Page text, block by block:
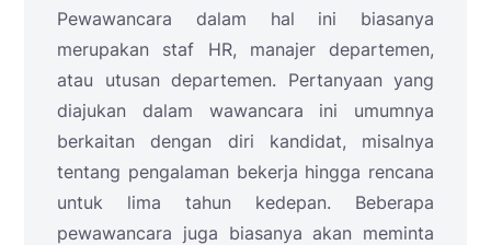
Pewawancara dalam hal ini biasanya
merupakan staf HR, manajer departemen,
atau utusan departemen. Pertanyaan yang
diajukan dalam wawancara ini umumnya
berkaitan dengan diri kandidat, misalnya
tentang pengalaman bekerja hingga rencana
untuk lima tahun kedepan. Beberapa
pewawancara juga biasanya akan meminta